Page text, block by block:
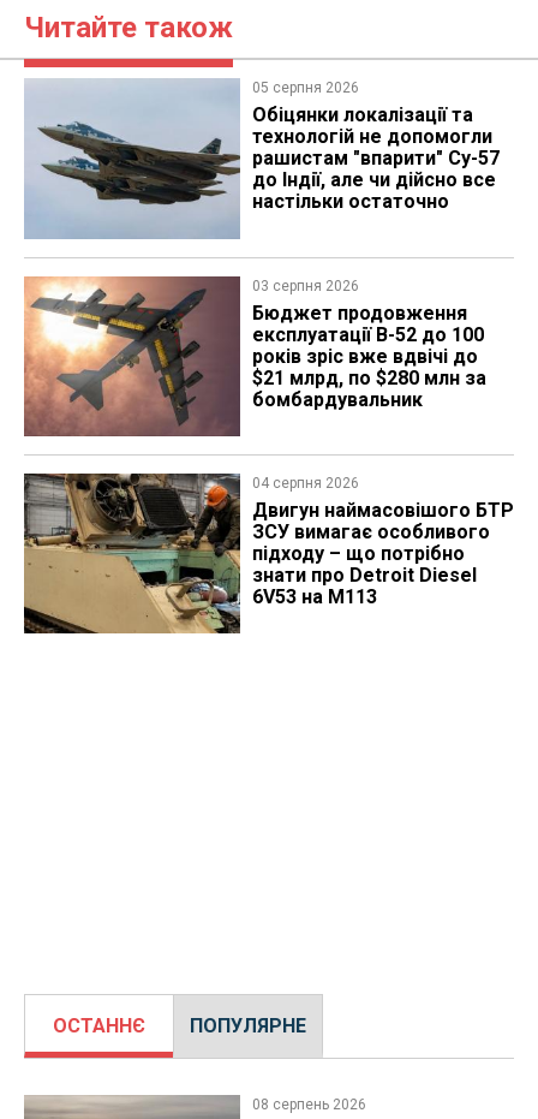
Читайте також
05 серпня 2026
Обіцянки локалізації та
технологій не допомогли
рашистам "впарити" Су-57
до Індії, але чи дійсно все
настільки остаточно
03 серпня 2026
Бюджет продовження
експлуатації B-52 до 100
років зріс вже вдвічі до
$21 млрд, по $280 млн за
бомбардувальник
04 серпня 2026
​Двигун наймасовішого БТР
ЗСУ вимагає особливого
підходу – що потрібно
знати про Detroit Diesel
6V53 на M113
ОСТАННЄ ПОПУЛЯРНЕ
08 серпень 2026